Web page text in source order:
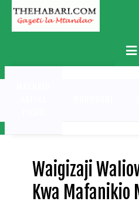
Skip
content
Waigizaji
Kwa Mafanikio